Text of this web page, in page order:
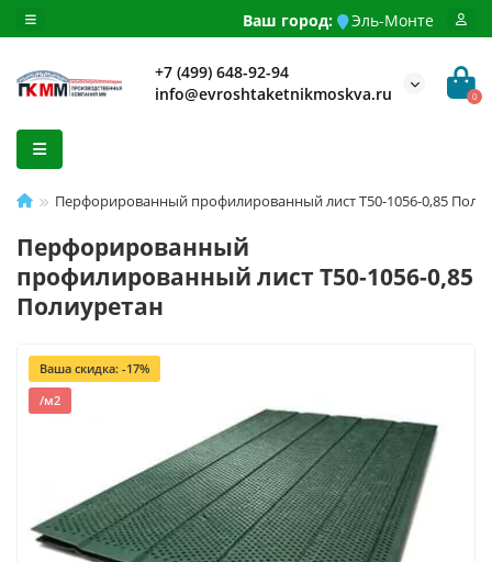
Ваш город: Эль-Монте
+7 (499) 648-92-94
info@evroshtaketnikmoskva.ru
0
Перфорированный профилированный лист Т50-1056-0,85
Перфорированный
профилированный лист Т50-1056-0,85
Полиуретан
Ваша скидка: -17%
/м2